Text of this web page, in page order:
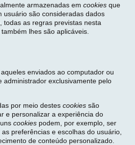
armazenadas em cookiesque
usuário são consideradas dados
todas as regras previstas nesta
lhes são aplicáveis.
enviados ao computador ou
administrador exclusivamente pelo
por meio destes cookiessão
e personalizar a experiência do
cookiespodem, por exemplo, ser
preferências e escolhas do usuário,
de conteúdo personalizado.